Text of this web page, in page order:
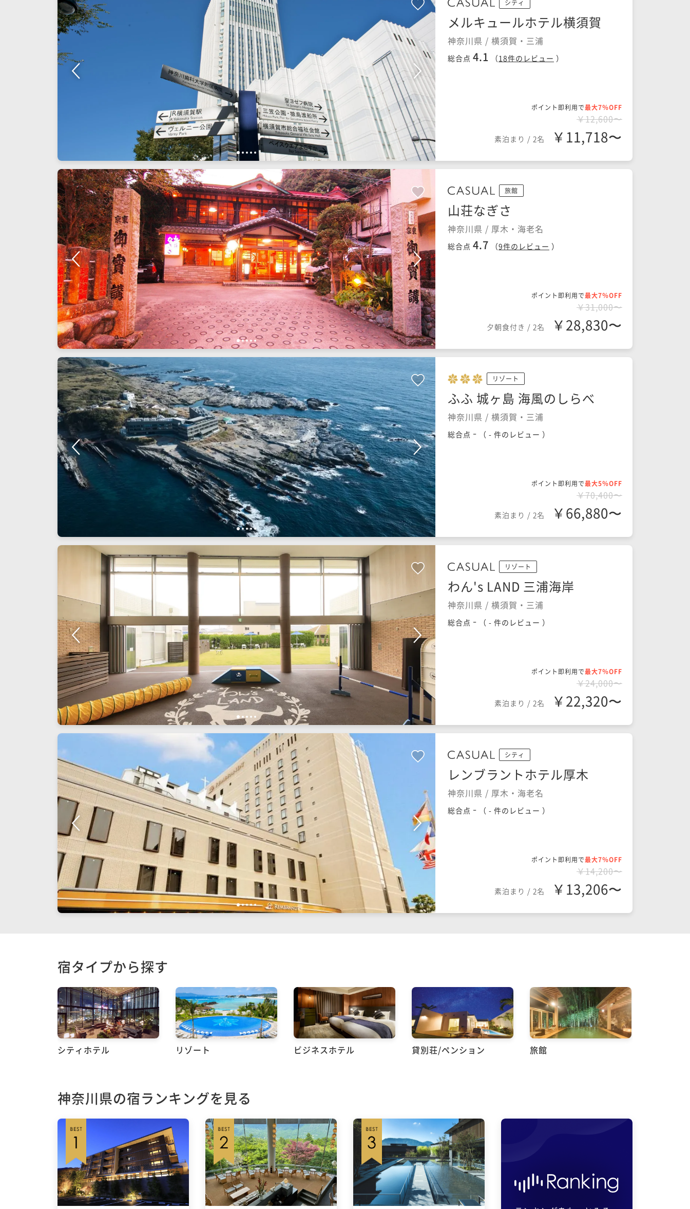
1 2 3 4 5
シティ
メルキュールホテル横須賀
神奈川県 / 横須賀・三浦
総合点 4.1 （18件のレビュー ）
ポイント即利用で最大7％OFF
￥12,600〜
素泊まり / 2名 ￥11,718〜
1 23 4 5
旅館
山荘なぎさ
神奈川県 / 厚木・海老名
総合点 4.7 （9件のレビュー ）
ポイント即利用で最大7％OFF
￥31,000〜
夕朝食付き / 2名 ￥28,830〜
1 2345
リゾート
ふふ 城ヶ島 海風のしらべ
神奈川県 / 横須賀・三浦
総合点 - （ - 件のレビュー ）
ポイント即利用で最大5％OFF
￥70,400〜
素泊まり / 2名 ￥66,880〜
1 23 4 5
リゾート
わん's LAND 三浦海岸
神奈川県 / 横須賀・三浦
総合点 - （ - 件のレビュー ）
ポイント即利用で最大7％OFF
￥24,000〜
素泊まり / 2名 ￥22,320〜
1 2345
シティ
レンブラントホテル厚木
神奈川県 / 厚木・海老名
総合点 - （ - 件のレビュー ）
ポイント即利用で最大7％OFF
￥14,200〜
素泊まり / 2名 ￥13,206〜
宿タイプから探す
シティホテル リゾート ビジネスホテル 貸別荘/ペンション 旅館
神奈川県の宿ランキングを見る